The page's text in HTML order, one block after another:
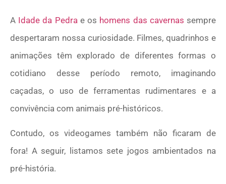
A Idade da Pedra e os homens das cavernas sempre
despertaram nossa curiosidade. Filmes, quadrinhos e
animações têm explorado de diferentes formas o
cotidiano desse período remoto, imaginando
caçadas, o uso de ferramentas rudimentares e a
convivência com animais pré-históricos.
Contudo, os videogames também não ficaram de
fora! A seguir, listamos sete jogos ambientados na
pré-história.